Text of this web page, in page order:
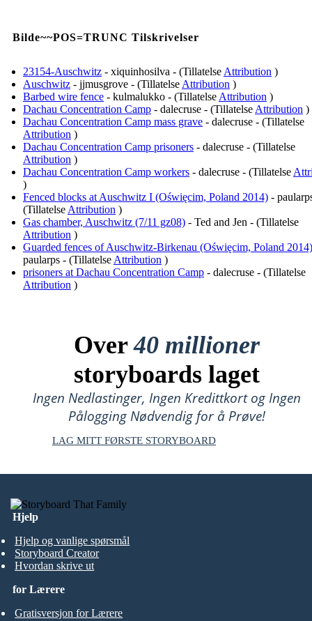
Bilde~~POS=TRUNC Tilskrivelser
23154-Auschwitz - xiquinhosilva - (TillatelseAttribution )
Auschwitz - jjmusgrove - (TillatelseAttribution )
Barbed wire fence - kulmalukko - (TillatelseAttribution )
Dachau Concentration Camp - dalecruse - (TillatelseAttribution )
Dachau Concentration Camp mass grave - dalecruse - (Tillatelse
Attribution )
Dachau Concentration Camp prisoners - dalecruse - (Tillatelse
Attribution )
Dachau Concentration Camp workers - dalecruse - (Tillatelse
)
Fenced blocks at Auschwitz I (Oświęcim, Poland 2014) -
(TillatelseAttribution )
Gas chamber, Auschwitz (7/11 gz08) - Ted and Jen - (Tillatelse
Attribution )
Guarded fences of Auschwitz-Birkenau (Oświęcim, Poland 2014)
paularps - (TillatelseAttribution )
prisoners at Dachau Concentration Camp - dalecruse - (Tillatelse
Attribution )
Over40 millioner
storyboards laget
Ingen Nedlastinger, Ingen Kredittkort og Ingen
Pålogging Nødvendig for å Prøve!
LAG MITT FØRSTE STORYBOARD
Hjelp
Hjelp og vanlige spørsmål
Storyboard Creator
Hvordan skrive ut
for Lærere
Gratisversjon for Lærere